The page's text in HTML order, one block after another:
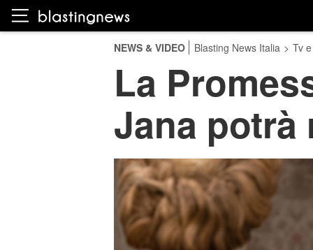
NEWS & VIDEO Blasting News Italia > Tv
La
Jana potrà